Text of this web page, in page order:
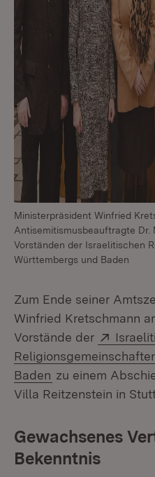
Ministerpräsident Winfried
Antisemitismusbeauftragte Dr.
Vorständen der Israelitischen
Württembergs und Baden
Zum Ende seiner
Winfried Kretschmann
Vorstände der
Extern:
Baden (Öffnet in neuem
zu einem
Villa Reitzenstein in
Gewachsenes
Bekenntnis